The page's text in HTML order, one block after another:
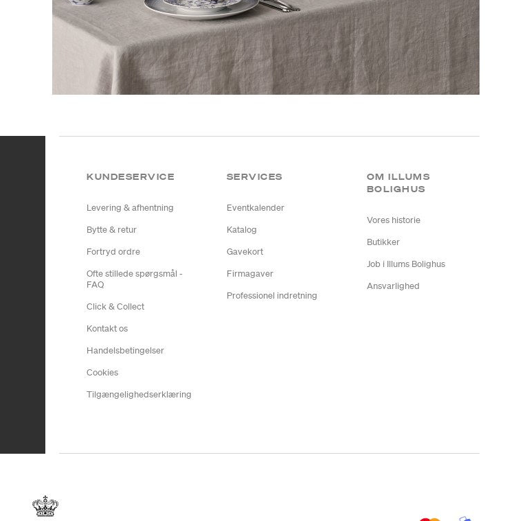
KUNDESERVICE
Levering & afhentning
Bytte & retur
Fortryd ordre
Ofte stillede spørgsmål -
FAQ
Click & Collect
Kontakt os
Handelsbetingelser
Cookies
Tilgængelighedserklæring
SERVICES
Eventkalender
Katalog
Gavekort
Firmagaver
Professionel indretning
OM ILLUMS
BOLIGHUS
Vores historie
Butikker
Job i Illums Bolighus
Ansvarlighed